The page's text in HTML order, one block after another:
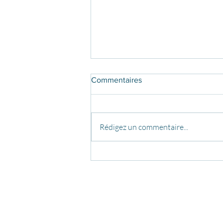
Commentaires
Rédigez un commentaire...